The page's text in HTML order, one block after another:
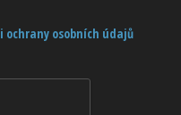
osobních údajů